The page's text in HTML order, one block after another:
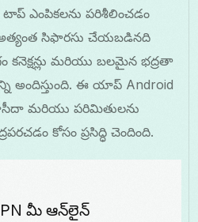
టాప్ ఎంపికలను పరిశీలించడం
సిఫారసు చేయబడినది
కనెక్షన్లు మరియు బలమైన భద్రతా
అందిస్తుంది. ఈ యాప్ Android
మరియు పరిమితులను
కోసం ప్రసిద్ధి చెందింది.
మీ ఆన్‌లైన్